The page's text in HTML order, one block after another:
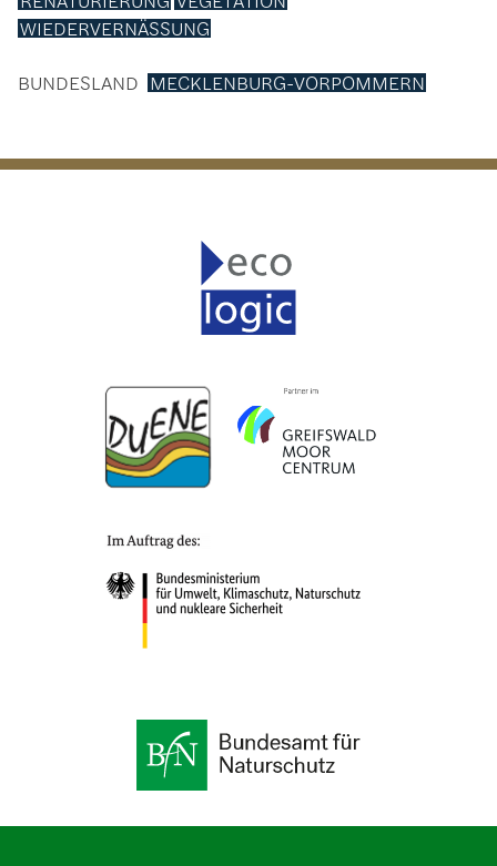
WIEDERVERNÄSSUNG
BUNDESLAND MECKLENBURG-VORPOMMERN